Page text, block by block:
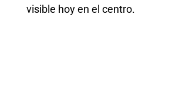
visible hoy en el centro.